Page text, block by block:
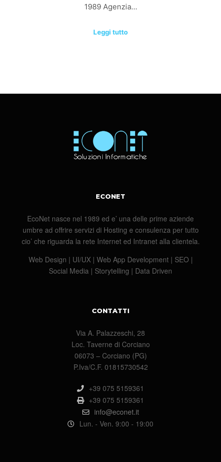
1989 Agenzia…
Leggi tutto
ECONET
EcoNet nasce nel 1989 ed e’ una delle prime aziende
umbre ad offrire servizi di Hosting e consulenza per tutto
cio’ che riguarda la rete Internet ed Intranet alla clientela.
Web Design | UI/UX | Web App Development | SEO |
Social Media | Storytelling | Data Driven
CONTATTI
Via A. Palazzeschi, 28
Loc. Taverne di Corciano
06073 – Corciano (PG)
P.Iva/C.F. 01815730542
+39 075 5159361
+39 075 5159361
info@econet.it
Lun. - Ven. 9:00 - 19:00